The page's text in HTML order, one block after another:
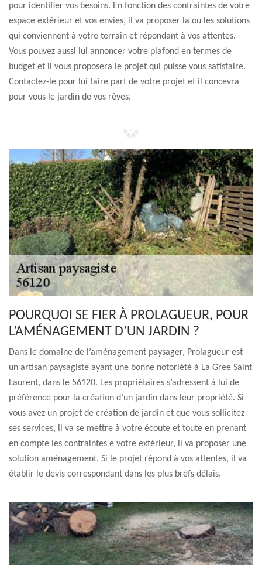
pour identifier vos besoins. En fonction des contraintes de votre
espace extérieur et vos envies, il va proposer la ou les solutions
qui conviennent à votre terrain et répondant à vos attentes.
Vous pouvez aussi lui annoncer votre plafond en termes de
budget et il vous proposera le projet qui puisse vous satisfaire.
Contactez-le pour lui faire part de votre projet et il concevra
pour vous le jardin de vos rêves.
POURQUOI SE FIER À PROLAGUEUR, POUR
L’AMÉNAGEMENT D’UN JARDIN ?
Dans le domaine de l’aménagement paysager, Prolagueur est
un artisan paysagiste ayant une bonne notoriété à La Gree Saint
Laurent, dans le 56120. Les propriétaires s’adressent à lui de
préférence pour la création d’un jardin dans leur propriété. Si
vous avez un projet de création de jardin et que vous sollicitez
ses services, il va se mettre à votre écoute et toute en prenant
en compte les contraintes e votre extérieur, il va proposer une
solution aménagement. Si le projet répond à vos attentes, il va
établir le devis correspondant dans les plus brefs délais.